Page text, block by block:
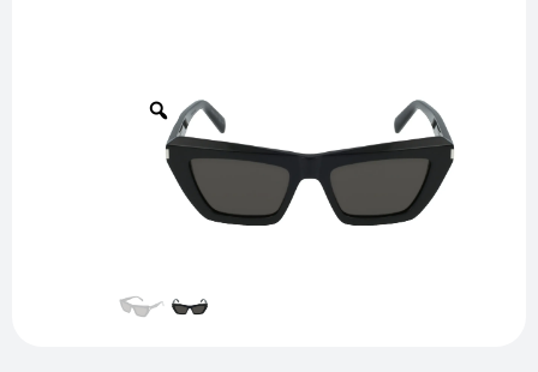
أو خلف الأذنين لراحة كاملة طول اليوم.
حماية وأداء ممتاز
مجهزة بعدسات أصلية راقية وعالية النقاء بتوفر حماية
كاملة 100% من أشعة الشمس والأشعة فوق البنفسجية